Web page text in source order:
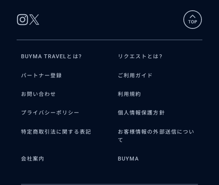
BUYMA TRAVELとは? リクエストとは?
パートナー登録 ご利用ガイド
お問い合わせ 利用規約
プライバシーポリシー 個人情報保護方針
特定商取引法に関する表記
お客様情報の外部送信につい
て
会社案内 BUYMA